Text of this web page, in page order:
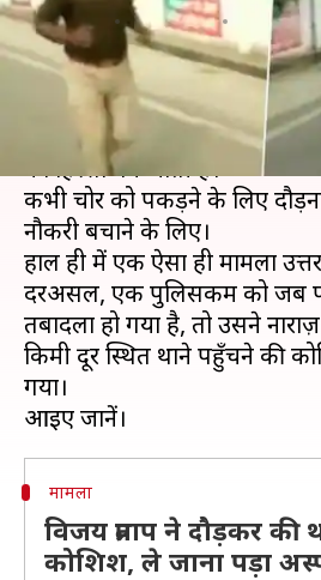
लेखन प्रदीप मौर्य Nov 16, 2019 09:38 pm
क्या है खबर?
भर्ती से लेकर नौकरी तक दौड़ एक
का हिस्सा बन जाती है।
कभी चोर को पकड़ने के लिए
नौकरी बचाने के लिए।
हाल ही में एक ऐसा ही मामला
दरअसल, एक पुलिसकर्मी को जब
तबादला हो गया है, तो उसने
किमी दूर स्थित थाने पहुँचने की
गया।
मामला
विजय प्रताप ने दौड़कर
कोशिश, ले जाना पड़ा